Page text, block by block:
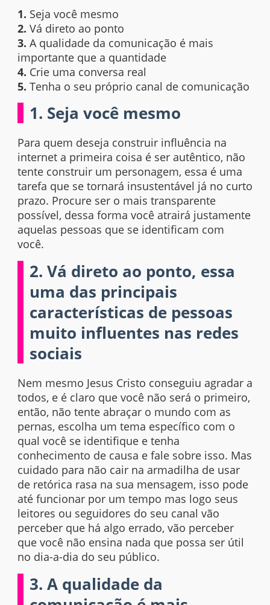
1. Seja você mesmo
2. Vá direto ao ponto
3. A qualidade da comunicação é mais
importante que a quantidade
4. Crie uma conversa real
5. Tenha o seu próprio canal de comunicação
1. Seja você mesmo
Para quem deseja construir influência na
internet a primeira coisa é ser autêntico, não
tente construir um personagem, essa é uma
tarefa que se tornará insustentável já no curto
prazo. Procure ser o mais transparente
possível, dessa forma você atrairá justamente
aquelas pessoas que se identificam com
você.
2. Vá direto ao ponto, essa
uma das principais
características de pessoas
muito influentes nas redes
sociais
Nem mesmo Jesus Cristo conseguiu agradar a
todos, e é claro que você não será o primeiro,
então, não tente abraçar o mundo com as
pernas, escolha um tema específico com o
qual você se identifique e tenha
conhecimento de causa e fale sobre isso. Mas
cuidado para não cair na armadilha de usar
de retórica rasa na sua mensagem, isso pode
até funcionar por um tempo mas logo seus
leitores ou seguidores do seu canal vão
perceber que há algo errado, vão perceber
que você não ensina nada que possa ser útil
no dia-a-dia do seu público.
3. A qualidade da